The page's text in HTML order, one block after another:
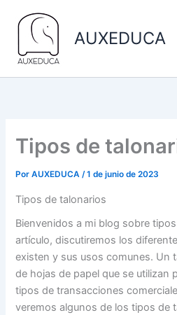
contenido
AUXEDUCA
Tipos de
PorAUXEDUCA/1 de junio de 2023
Tipos de talonarios
Bienvenidos a mi blog sobre
artículo, discutiremos los
existen y sus usos comunes. Un
de hojas de papel que se utilizan
tipos de transacciones
veremos algunos de los tipos de